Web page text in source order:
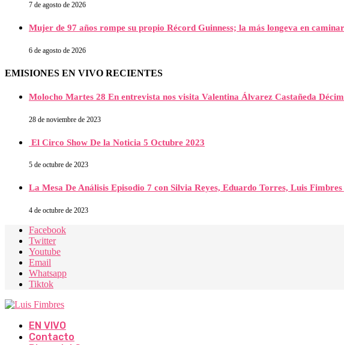
7 de agosto de 2026
Mujer de 97 años rompe su propio Récord Guinness; la más longeva en
6 de agosto de 2026
EMISIONES EN VIVO RECIENTES
Molocho Martes 28 En entrevista nos visita Valentina Álvarez Castañeda
28 de noviembre de 2023
El Circo Show De la Noticia 5 Octubre 2023
5 de octubre de 2023
La Mesa De Análisis Episodio 7 con Silvia Reyes, Eduardo Torres, Luis
4 de octubre de 2023
Facebook
Twitter
Youtube
Email
Whatsapp
Tiktok
EN VIVO
Contacto